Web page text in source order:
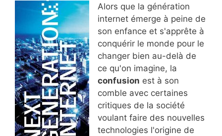
Alors que la génération
internet émerge à peine de
son enfance et s'apprête à
conquérir le monde pour le
changer bien au-delà de
ce qu'on imagine, la
confusion est à son
comble avec certaines
critiques de la société
voulant faire des nouvelles
technologies l'origine de